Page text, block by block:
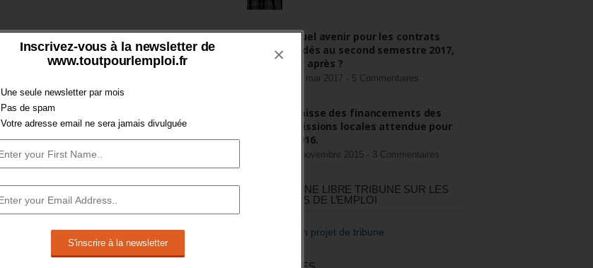
Inscrivez-vous à la newsletter de
www.toutpourlemploi.fr
Une seule newsletter par mois
Pas de spam
Votre adresse email ne sera jamais divulguée
×
Quel avenir pour les contrats
aidés au second semestre 2017,
et après ?
22 mai 2017 - 5 Commentaires
Baisse des financements des
missions locales attendue pour
2016.
3 novembre 2015 - 3 Commentaires
RÉDIGEZ UNE LIBRE TRIBUNE SUR LES
POLITIQUES DE L’EMPLOI
>Décrire mon projet de tribune